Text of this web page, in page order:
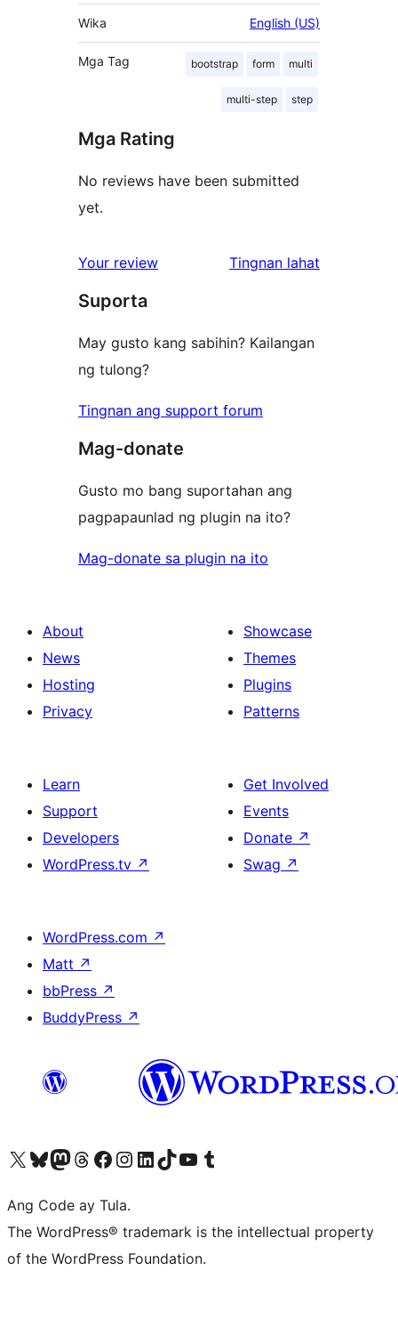
Wika English (US)
Mga Tag bootstrap form multi
multi-step step
Mga Rating
No reviews have been submitted
yet.
Your review Tingnan lahat
Suporta
May gusto kang sabihin? Kailangan
ng tulong?
Tingnan ang support forum
Mag-donate
Gusto mo bang suportahan ang
pagpapaunlad ng plugin na ito?
Mag-donate sa plugin na ito
About
News
Hosting
Privacy
Showcase
Themes
Plugins
Patterns
Learn
Support
Developers
WordPress.tv ↗
Get Involved
Events
Donate ↗
Swag ↗
WordPress.com ↗
Matt ↗
bbPress ↗
BuddyPress ↗
Visit our X (formerly Twitter) account
Bisitahin ang aming Bluesky account
Visit our Mastodon account
Bisitahin ang aming Threads account
Visit our Facebook page
Visit our Instagram account
Visit our LinkedIn account
Bisitahin ang aming TikTok account
Visit our YouTube channel
Bisitahin ang aming Tumblr account
Ang Code ay Tula.
The WordPress® trademark is the intellectual property
of the WordPress Foundation.